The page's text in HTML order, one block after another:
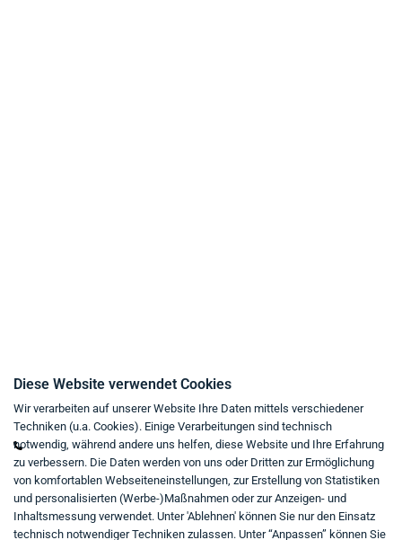
Mo - Fr von 9:00 bis 18:00 Uhr
+49 234 333 6721-0
shop@think-about.it
Kontaktieren Sie uns
Folgen Sie uns:
Diese Website verwendet Cookies
Wir verarbeiten auf unserer Website Ihre Daten mittels verschiedener
Techniken (u.a. Cookies). Einige Verarbeitungen sind technisch
notwendig, während andere uns helfen, diese Website und Ihre Erfahrung
zu verbessern. Die Daten werden von uns oder Dritten zur Ermöglichung
von komfortablen Webseiteneinstellungen, zur Erstellung von Statistiken
und personalisierten (Werbe-)Maßnahmen oder zur Anzeigen- und
Inhaltsmessung verwendet. Unter 'Ablehnen' können Sie nur den Einsatz
technisch notwendiger Techniken zulassen. Unter “Anpassen” können Sie